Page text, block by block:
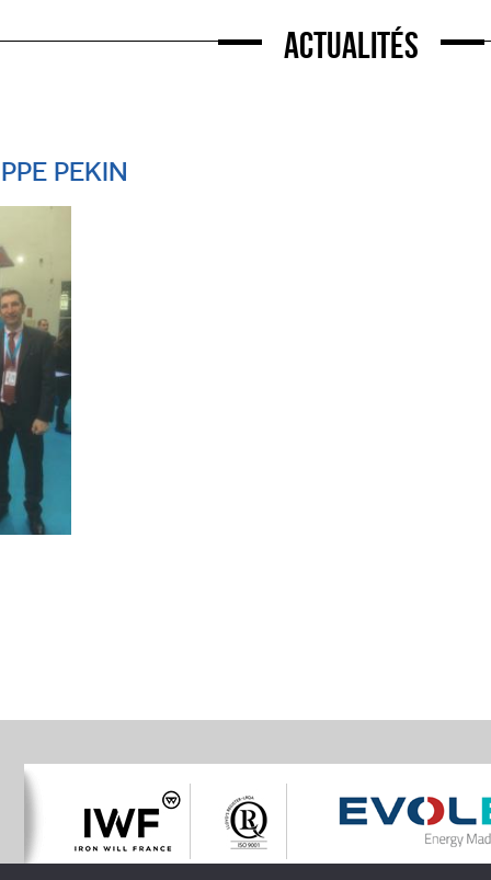
Actualités
PEKIN